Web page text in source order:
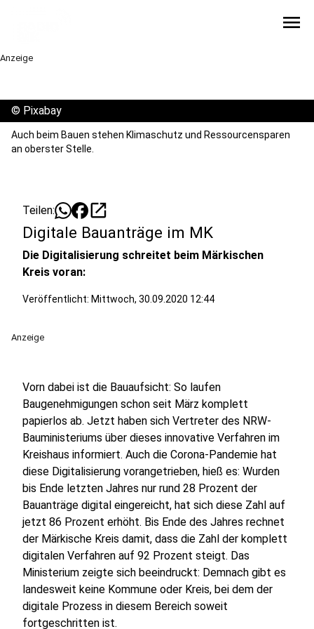
menu
Anzeige
© Pixabay
Auch beim Bauen stehen Klimaschutz und Ressourcensparen
an oberster Stelle.
Teilen: open_in_new
Digitale Bauanträge im MK
Die Digitalisierung schreitet beim Märkischen
Kreis voran:
Veröffentlicht: Mittwoch, 30.09.2020 12:44
Anzeige
Vorn dabei ist die Bauaufsicht: So laufen
Baugenehmigungen schon seit März komplett
papierlos ab. Jetzt haben sich Vertreter des NRW-
Bauministeriums über dieses innovative Verfahren im
Kreishaus informiert. Auch die Corona-Pandemie hat
diese Digitalisierung vorangetrieben, hieß es: Wurden
bis Ende letzten Jahres nur rund 28 Prozent der
Bauanträge digital eingereicht, hat sich diese Zahl auf
jetzt 86 Prozent erhöht. Bis Ende des Jahres rechnet
der Märkische Kreis damit, dass die Zahl der komplett
digitalen Verfahren auf 92 Prozent steigt. Das
Ministerium zeigte sich beeindruckt: Demnach gibt es
landesweit keine Kommune oder Kreis, bei dem der
digitale Prozess in diesem Bereich soweit
fortgeschritten ist.